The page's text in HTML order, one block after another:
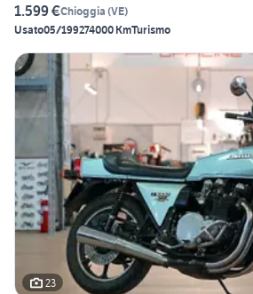
1.599 €Chioggia (VE)
Usato05/199274000 KmTurismo
23